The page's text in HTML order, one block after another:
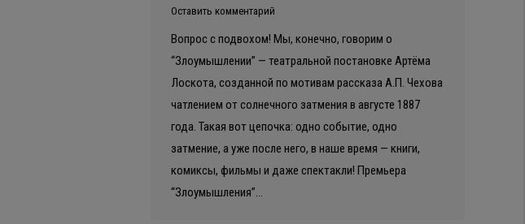
Оставить комментарий
Вопрос с подвохом! Мы, конечно, говорим о
“Злоумышлении” — театральной постановке Артёма
Лоскота, созданной по мотивам рассказа А.П. Чехова
чатлением от солнечного затмения в августе 1887
года. Такая вот цепочка: одно событие, одно
затмение, а уже после него, в наше время — книги,
комиксы, фильмы и даже спектакли! Премьера
“Злоумышления”…